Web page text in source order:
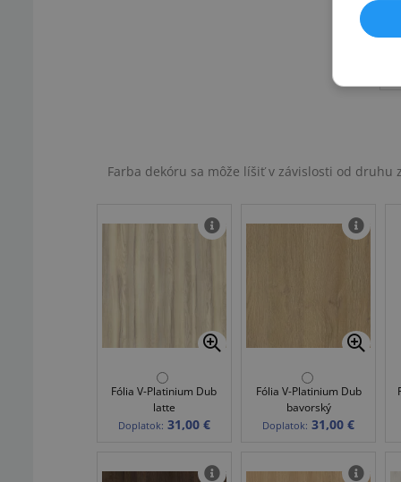
Farba dekóru sa môže líšiť v závislosti od
Fólia V-Platinium Dub
latte
Doplatok: 31,00 €
Fólia V-Platinium Dub
bavorský
Doplatok: 31,00 €